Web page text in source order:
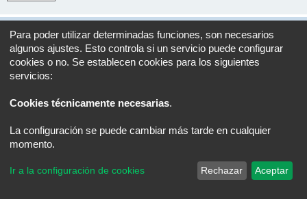
Índice general UTC+02:00
Desarrollado porphpBB® Forum Software © phpBB Limited
Traducción al español porphpBB España
Para poder utilizar determinadas funciones, son necesarios
algunos ajustes. Esto controla si un servicio puede configurar
cookies o no. Se establecen cookies para los siguientes
servicios:
Cookies técnicamente necesarias.
La configuración se puede cambiar más tarde en cualquier
momento.
Ir a la configuración de cookies Rechazar Aceptar